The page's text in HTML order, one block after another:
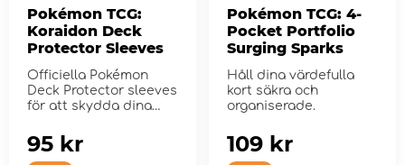
Pokémon TCG:
Koraidon Deck
Protector Sleeves
Officiella Pokémon
Deck Protector sleeves
för att skydda dina
95 kr
Pokémon TCG: 4-
Pocket Portfolio
Surging Sparks
Håll dina värdefulla
kort säkra och
organiserade.
109 kr